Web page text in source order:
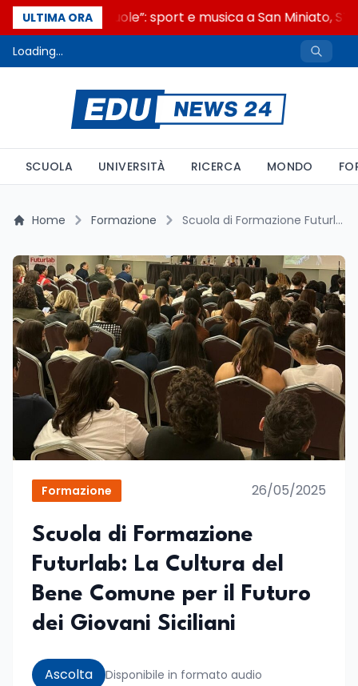
ULTIMA ORA
“Noi siamo le Scuole”: sport e musica a San Miniato,
Loading...
SCUOLA UNIVERSITÀ RICERCA MONDO
Home Formazione Scuola di Formazione Futurlab: La Cultura del Bene Comune per il Futuro dei Giovani Siciliani
Formazione 26/05/2025
Scuola di Formazione
Futurlab: La Cultura del
Bene Comune per il Futuro
dei Giovani Siciliani
Ascolta Disponibile in formato audio